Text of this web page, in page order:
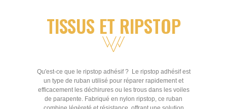
TISSUS ET RIPSTOP
Qu'est-ce que le ripstop adhésif ? Le ripstop adhésif est
un type de ruban utilisé pour réparer rapidement et
efficacement les déchirures ou les trous dans les voiles
de parapente. Fabriqué en nylon ripstop, ce ruban